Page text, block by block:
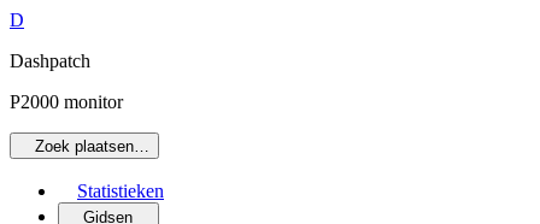
D
Dashpatch
P2000 monitor
Zoek plaatsen…
Statistieken
Gidsen